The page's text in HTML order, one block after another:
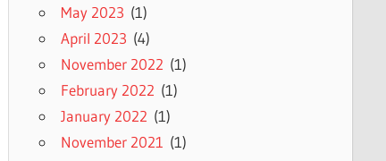
May 2023 (1)
April 2023 (4)
November 2022 (1)
February 2022 (1)
January 2022 (1)
November 2021 (1)